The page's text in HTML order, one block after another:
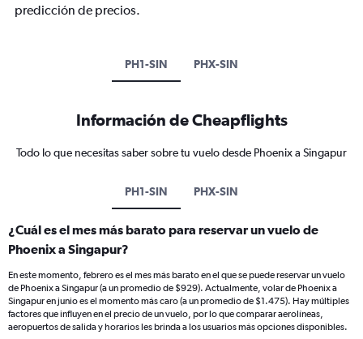
predicción de precios.
PH1-SIN PHX-SIN
Información de Cheapflights
Todo lo que necesitas saber sobre tu vuelo desde Phoenix a Singapur
PH1-SIN PHX-SIN
¿Cuál es el mes más barato para reservar un vuelo de
Phoenix a Singapur?
En este momento, febrero es el mes más barato en el que se puede reservar un vuelo
de Phoenix a Singapur (a un promedio de $929). Actualmente, volar de Phoenix a
Singapur en junio es el momento más caro (a un promedio de $1.475). Hay múltiples
factores que influyen en el precio de un vuelo, por lo que comparar aerolíneas,
aeropuertos de salida y horarios les brinda a los usuarios más opciones disponibles.